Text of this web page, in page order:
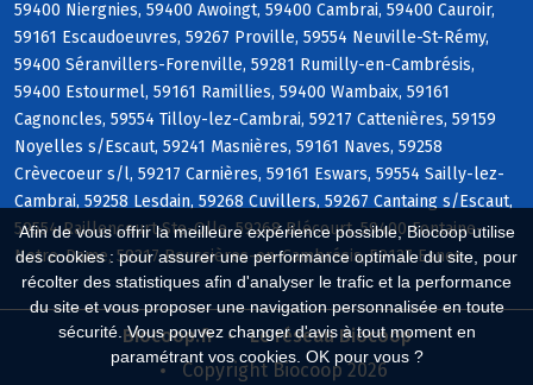
Afin de vous offrir la meilleure expérience possible, Biocoop utilise
des cookies : pour assurer une performance optimale du site, pour
récolter des statistiques afin d'analyser le trafic et la performance
du site et vous proposer une navigation personnalisée en toute
sécurité. Vous pouvez changer d'avis à tout moment en
paramétrant vos cookies. OK pour vous ?
59400 Niergnies, 59400 Awoingt, 59400 Cambrai, 59400 Cauroir,
59161 Escaudoeuvres, 59267 Proville, 59554 Neuville-St-Rémy,
59400 Séranvillers-Forenville, 59281 Rumilly-en-Cambrésis,
59400 Estourmel, 59161 Ramillies, 59400 Wambaix, 59161
Cagnoncles, 59554 Tilloy-lez-Cambrai, 59217 Cattenières, 59159
Noyelles s/Escaut, 59241 Masnières, 59161 Naves, 59258
Crèvecoeur s/l, 59217 Carnières, 59161 Eswars, 59554 Sailly-lez-
Cambrai, 59258 Lesdain, 59268 Cuvillers, 59267 Cantaing s/Escaut,
59554 Raillencourt-Ste-Olle, 59268 Blécourt, 59400 Fontaine-
Notre-Dame, 59217 Boussières-en-Cambrésis, 59127 Esnes
Biocoop.fr
Le réseau Biocoop
Copyright Biocoop 2026